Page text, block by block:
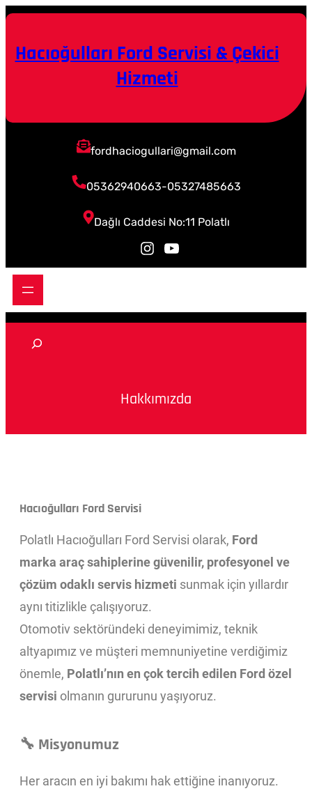
Hacıoğulları Ford Servisi & Çekici
Hizmeti
fordhaciogullari@gmail.com
05362940663-05327485663
Dağlı Caddesi No:11 Polatlı
Hakkımızda
Hacıoğulları Ford Servisi
Polatlı Hacıoğulları Ford Servisi olarak, Ford
marka araç sahiplerine güvenilir, profesyonel ve
çözüm odaklı servis hizmeti sunmak için yıllardır
aynı titizlikle çalışıyoruz.
Otomotiv sektöründeki deneyimimiz, teknik
altyapımız ve müşteri memnuniyetine verdiğimiz
önemle, Polatlı’nın en çok tercih edilen Ford özel
servisi olmanın gururunu yaşıyoruz.
🔧 Misyonumuz
Her aracın en iyi bakımı hak ettiğine inanıyoruz.